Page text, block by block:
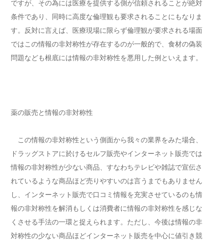
ですが、その為には医療を提供する側が信頼されることが絶対
条件であり、同時に高度な倫理観も要求されることにもなりま
す。反対に言えば、医療現場に限らず倫理観が要求される場面
ではこの情報の非対称性が存在するのが一般的で、食材の偽装
問題なども根底には情報の非対称性を悪用した例といえます。
薬の販売と情報の非対称性
この情報の非対称性という側面から我々の業界をみた場合、
ドラッグストアに於けるセルフ販売やインターネット販売では
情報の非対称性が少ない商品、すなわちテレビや雑誌で宣伝さ
れているような商品ほど売りやすいのは言うまでもありません
し、インターネット販売で口コミ情報を充実させているのも情
報の非対称性を解消もしくは消費者に情報の非対称性を感じな
くさせる手法の一環と捉えられます。ただし、今後は情報の非
対称性の少ない商品ほどインターネット販売を中心に値引き競